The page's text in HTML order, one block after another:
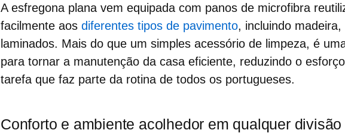
A esfregona plana vem equipada com panos de microfibra
facilmente aos diferentes tipos de pavimento, incluindo
laminados. Mais do que um simples acessório de limpeza, é
para tornar a manutenção da casa eficiente, reduzindo o
tarefa que faz parte da rotina de todos os portugueses.
Conforto e ambiente acolhedor em qualquer divisão